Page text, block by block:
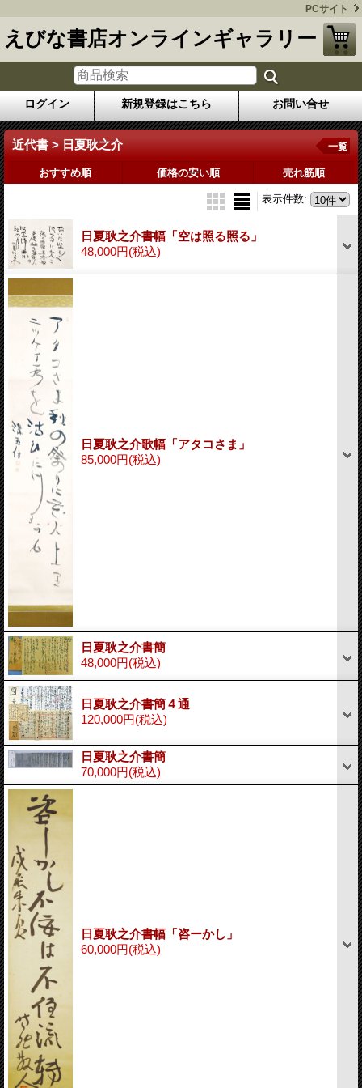
PCサイト
えびな書店オンラインギャラリー
ログイン 新規登録はこちら お問い合せ
近代書 > 日夏耿之介 一覧
おすすめ順 価格の安い順 売れ筋順
表示件数:
日夏耿之介書幅「空は照る照る」
48,000円(税込)
日夏耿之介歌幅「アタコさま」
85,000円(税込)
日夏耿之介書簡
48,000円(税込)
日夏耿之介書簡４通
120,000円(税込)
日夏耿之介書簡
70,000円(税込)
日夏耿之介書幅「咨ーかし」
60,000円(税込)